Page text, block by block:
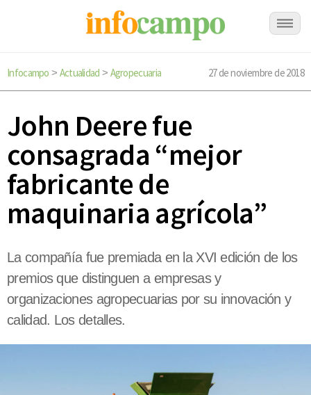
Infocampo > Actualidad > Agropecuaria 27 de noviembre de 2018
John Deere fue
consagrada “mejor
fabricante de
maquinaria agrícola”
La compañía fue premiada en la XVI edición de los
premios que distinguen a empresas y
organizaciones agropecuarias por su innovación y
calidad. Los detalles.